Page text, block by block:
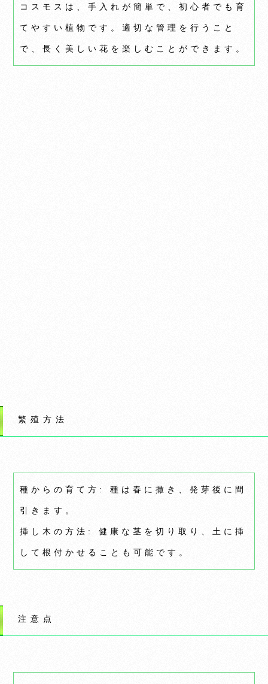
コスモスは、手入れが簡単で、初心者でも育
てやすい植物です。適切な管理を行うこと
で、長く美しい花を楽しむことができます。
繁殖方法
種からの育て方: 種は春に撒き、発芽後に間
引きます。
挿し木の方法: 健康な茎を切り取り、土に挿
して根付かせることも可能です。
注意点